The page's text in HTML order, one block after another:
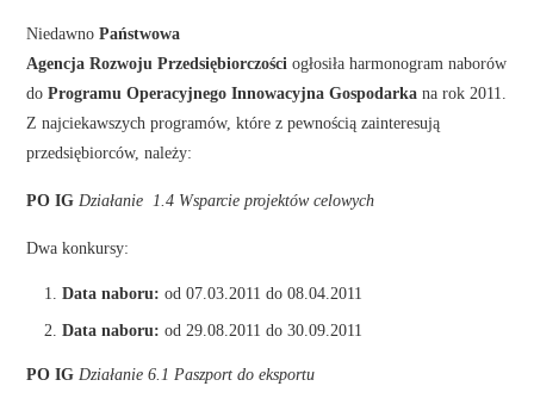
ZADAJ PYTANIE
KONTAKT
NiedawnoPaństwowa
Agencja Rozwoju Przedsiębiorczości ogłosiła harmonogram naborów
doProgramu Operacyjnego Innowacyjna Gospodarka na rok 2011.
Z najciekawszych programów, które z pewnością zainteresują
przedsiębiorców, należy:
PO IG Działanie 1.4 Wsparcie projektów celowych
Dwa konkursy:
Data naboru: od 07.03.2011 do 08.04.2011
Data naboru: od 29.08.2011 do 30.09.2011
PO IG Działanie 6.1 Paszport do eksportu